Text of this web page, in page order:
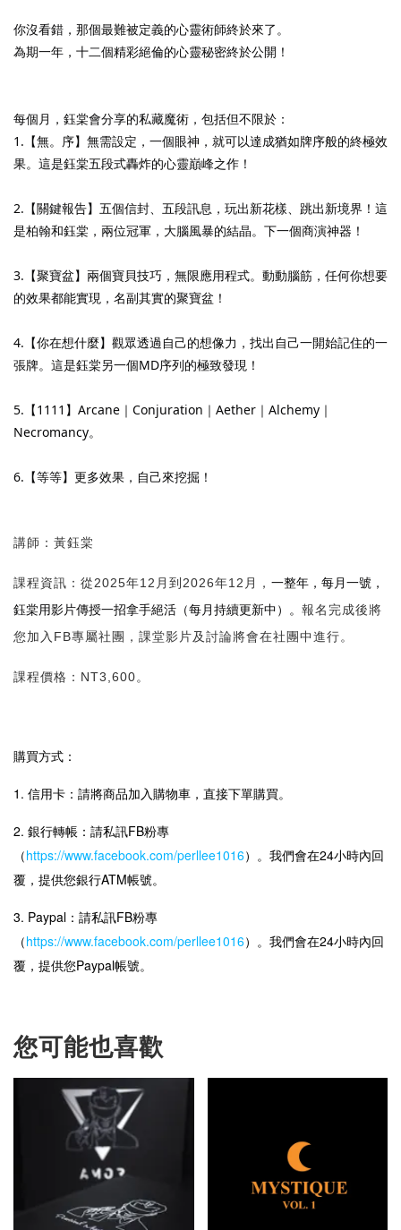
你沒看錯，那個最難被定義的心靈術師終於來了。
為期一年，十二個精彩絕倫的心靈秘密終於公開！
每個月，鈺棠會分享的私藏魔術，包括但不限於：
1.【無。序】無需設定，一個眼神，就可以達成猶如牌序般的終極效
果。這是鈺棠五段式轟炸的心靈巔峰之作！
2.【關鍵報告】五個信封、五段訊息，玩出新花樣、跳出新境界！這
是柏翰和鈺棠，兩位冠軍，大腦風暴的結晶。下一個商演神器！
3.【聚寶盆】兩個寶貝技巧，無限應用程式。動動腦筋，任何你想要
的效果都能實現，名副其實的聚寶盆！
4.【你在想什麼】觀眾透過自己的想像力，找出自己一開始記住的一
張牌。這是鈺棠另一個MD序列的極致發現！
5.【1111】Arcane｜Conjuration｜Aether｜Alchemy｜
Necromancy。
6.【等等】更多效果，自己來挖掘！
講師：黃鈺棠
課程資訊：從2025年12月到2026年12月， 一整年，每月一號，
鈺棠用影片傳授一招拿手絕活（每月持續更新中）。 報名完成後將
您加入FB專屬社團，課堂影片及討論將會在社團中進行。
課程價格：NT3,600。
購買方式：
1. 信用卡：請將商品加入購物車，直接下單購買。
2. 銀行轉帳：請私訊FB粉專
（https://www.facebook.com/perllee1016）。我們會在24小時內回
覆，提供您銀行ATM帳號。
3. Paypal：請私訊FB粉專
（https://www.facebook.com/perllee1016）。我們會在24小時內回
覆，提供您Paypal帳號。
您可能也喜歡